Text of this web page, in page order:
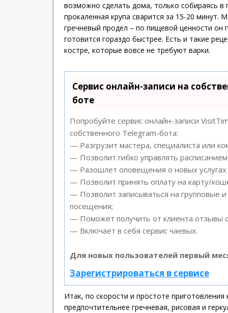
возможно сделать дома, только собираясь в
прокаленная крупа сварится за 15-20 минут.
гречневый продел – по пищевой ценности он
готовится гораздо быстрее. Есть и такие
костре, которые вовсе не требуют варки.
Сервис онлайн-записи на
боте
Попробуйте сервис онлайн-записи
собственного Telegram-бота:
— Разгрузит мастера, специалиста или
— Позволит гибко управлять расписанием
— Разошлет оповещения о новых услугах
— Позволит принять оплату на карту/
— Позволит записываться на групповые
посещения;
— Поможет получить от клиента отзывы
— Включает в себя сервис чаевых.
Для новых пользователей первый
Зарегистрироваться в сервисе
Итак, по скорости и простоте
предпочтительнее гречневая, рисовая и